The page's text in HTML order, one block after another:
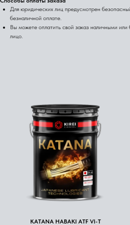
Для юридических лиц предусмотрен
безналичной оплате.
Вы можете оплатить свой заказ наличными или
лицо.
KATANA HABAKI ATF VI-T